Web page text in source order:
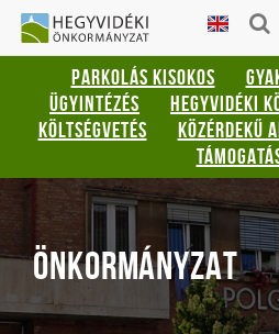
Gyorsbillentyűk
listája
Keresés:
"S"
Bejelentkezés:
HEGYVIDÉKI
PARKOLÁS KISOKOS
ÜGYINTÉZÉS
HEGYVIDÉKI
KÖLTSÉGVETÉS
KÖZÉRDEKŰ
ÖNKORMÁNYZAT